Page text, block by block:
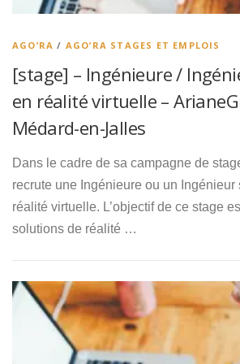
Español
AGO’RA / AGO’RA STAGES ET EMPLOIS
[stage] – Ingénieure /
en réalité virtuelle –
Médard-en-Jalles
Dans le cadre de sa campagne de
recrute une Ingénieure ou un Ingénieur
réalité virtuelle. L’objectif de ce stage
solutions de réalité …